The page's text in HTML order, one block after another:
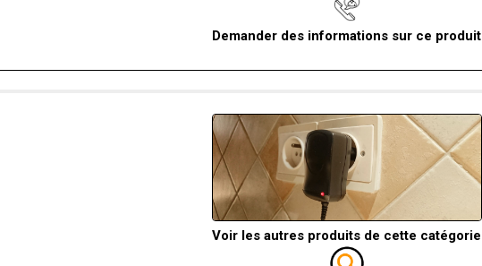
Demander des informations sur ce produit
Voir les autres produits de cette catégorie